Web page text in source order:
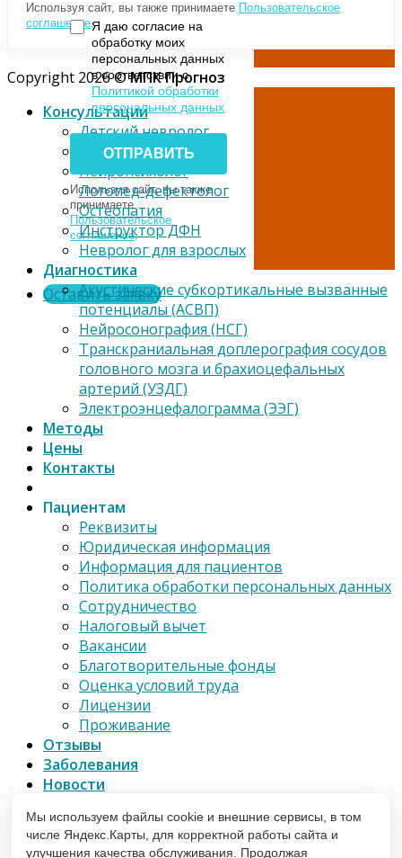
Я даю согласие на
обработку моих
персональных данных
в соответствии с
Политикой обработки
персональных данных
Используя сайт, вы также
принимаете
Пользовательское
соглашение.
Оставить заявку
Используя сайт, вы также принимаете Пользовательское
соглашение.
Copyright 2026 ©МПК Прогноз
Консультации
Детский невролог
Психолог
Нейропсихолог
Логопед-дефектолог
Остеопатия
Инструктор ДФН
Невролог для взрослых
Диагностика
Акустические субкортикальные вызванные
потенциалы (АСВП)
Нейросонография (НСГ)
Транскраниальная доплерография сосудов
головного мозга и брахиоцефальных
артерий (УЗДГ)
Электроэнцефалограмма (ЭЭГ)
Методы
Цены
Контакты
Пациентам
Реквизиты
Юридическая информация
Информация для пациентов
Политика обработки персональных данных
Сотрудничество
Налоговый вычет
Вакансии
Благотворительные фонды
Оценка условий труда
Лицензии
Проживание
Отзывы
Заболевания
Новости
Партнерам
Мы используем файлы cookie и внешние сервисы, в том
числе Яндекс.Карты, для корректной работы сайта и
улучшения качества обслуживания. Продолжая